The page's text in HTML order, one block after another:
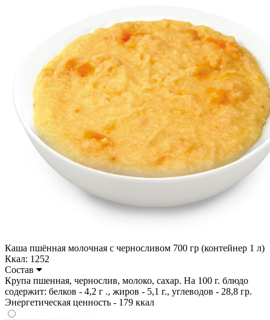
Каша пшённая молочная с черносливом 700 гр (контейнер 1 л)
Ккал: 1252
Состав
Крупа пшенная, чернослив, молоко, сахар. На 100 г. блюдо
содержит: белков - 4,2 г ., жиров - 5,1 г., углеводов - 28,8 гр.
Энергетическая ценность - 179 ккал